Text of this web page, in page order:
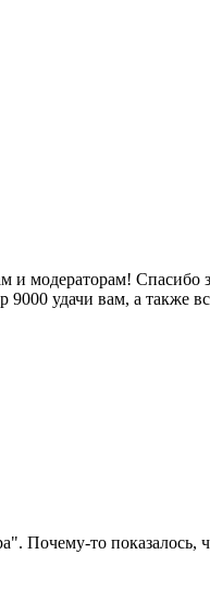
и модераторам!
9000 удачи вам, а
Почему-то показалось,